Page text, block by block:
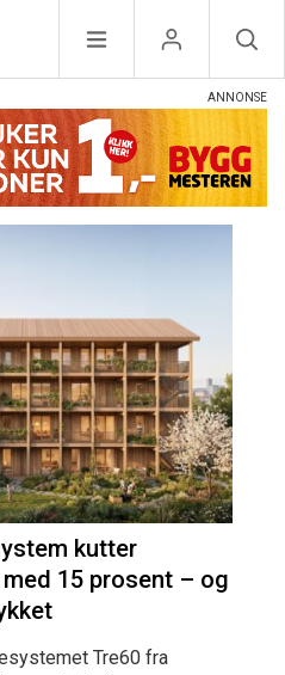
kutter
15 prosent – og
Tre60 fra